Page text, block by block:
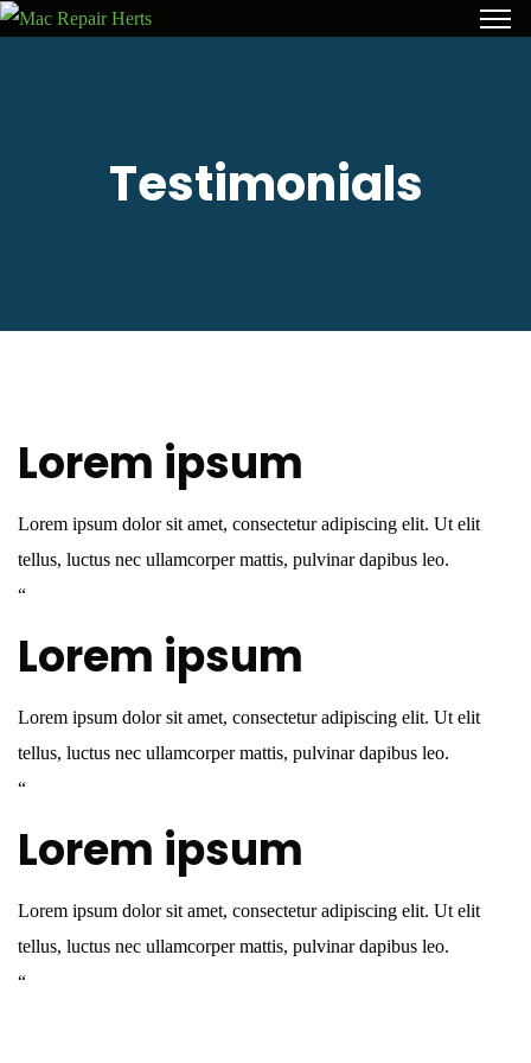
Testimonials
Lorem ipsum
Lorem ipsum dolor sit amet, consectetur adipiscing elit. Ut elit
tellus, luctus nec ullamcorper mattis, pulvinar dapibus leo.
“
Lorem ipsum
Lorem ipsum dolor sit amet, consectetur adipiscing elit. Ut elit
tellus, luctus nec ullamcorper mattis, pulvinar dapibus leo.
“
Lorem ipsum
Lorem ipsum dolor sit amet, consectetur adipiscing elit. Ut elit
tellus, luctus nec ullamcorper mattis, pulvinar dapibus leo.
“